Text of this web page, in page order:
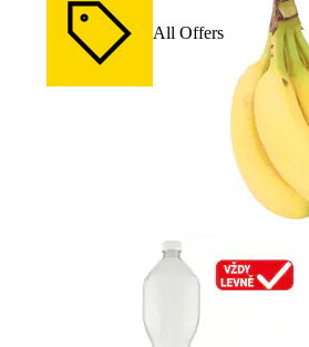
All Offers